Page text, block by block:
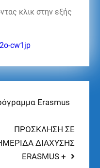
κλικ στην εξής
cw1jp
Erasmus
ΠΡΟΣΚΛΗΣΗ ΣΕ
ΔΙΑΧΥΣΗΣ
ERASMUS +